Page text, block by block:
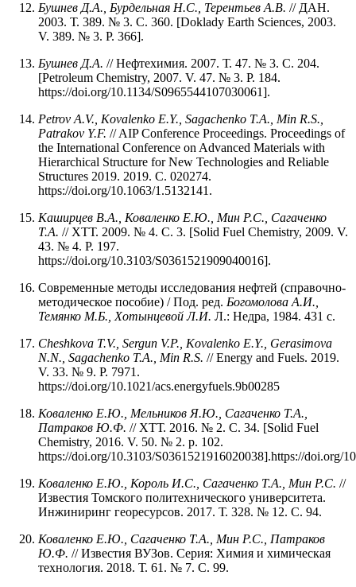
Бушнев Д.А., Бурдельная Н.С., Терентьев А.В. // ДАН.
2003. Т. 389. № 3. С. 360. [Doklady Earth Sciences, 2003.
V. 389. № 3. P. 366].
Бушнев Д.А. // Нефтехимия. 2007. Т. 47. № 3. С. 204.
[Petroleum Chemistry, 2007. V. 47. № 3. P. 184.
https://doi.org/10.1134/S0965544107030061].
Petrov A.V., Kovalenko E.Y., Sagachenko T.A., Min R.S.,
Patrakov Y.F. // AIP Conference Proceedings. Proceedings of
the International Conference on Advanced Materials with
Hierarchical Structure for New Technologies and Reliable
Structures 2019. 2019. C. 020274.
https://doi.org/10.1063/1.5132141.
Каширцев В.А., Коваленко Е.Ю., Мин Р.С., Сагаченко
Т.А. // ХТТ. 2009. № 4. С. 3. [Solid Fuel Chemistry, 2009. V.
43. № 4. P. 197.
https://doi.org/10.3103/S0361521909040016].
Современные методы исследования нефтей (справочно-
методическое пособие) / Под. ред. Богомолова А.И.,
Темянко М.Б., Хотынцевой Л.И. Л.: Недра, 1984. 431 с.
Cheshkova T.V., Sergun V.P., Kovalenko E.Y., Gerasimova
N.N., Sagachenko T.A., Min R.S. // Energy and Fuels. 2019.
V. 33. № 9. P. 7971.
https://doi.org/10.1021/acs.energyfuels.9b00285
Коваленко Е.Ю., Мельников Я.Ю., Сагаченко Т.А.,
Патраков Ю.Ф. // ХТТ. 2016. № 2. С. 34. [Solid Fuel
Chemistry, 2016. V. 50. № 2. p. 102.
https://doi.org/10.3103/S0361521916020038].https://doi.org/
Коваленко Е.Ю., Король И.С., Сагаченко Т.А., Мин Р.С. //
Известия Томского политехнического университета.
Инжиниринг георесурсов. 2017. Т. 328. № 12. С. 94.
Коваленко Е.Ю., Сагаченко Т.А., Мин Р.С., Патраков
Ю.Ф. // Известия ВУЗов. Серия: Химия и химическая
технология. 2018. Т. 61. № 7. С. 99.